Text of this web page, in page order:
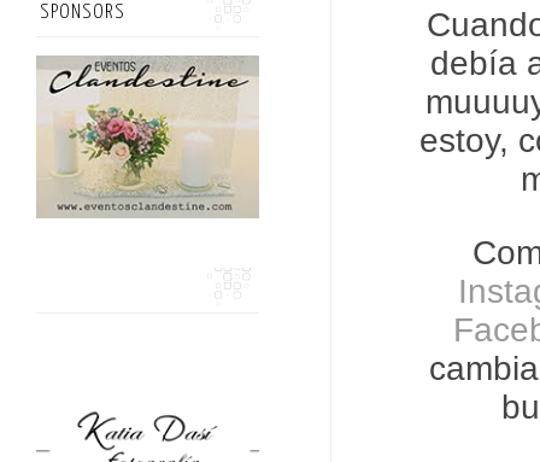
debía
estoy,
SPONSORS